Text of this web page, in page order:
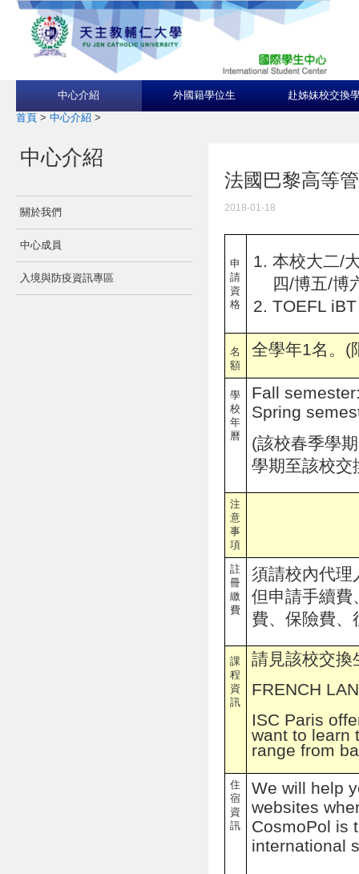
中心介紹 外國籍學位生 赴姊妹校交換
首頁 > 中心介紹 >
中心介紹
關於我們
中心成員
入境與防疫資訊專區
法國巴黎高等
2018-01-18
申
請
資
格
本校大二/
四/博五/博
TOEFL
名
額
全學年1名。(
學
校
年
曆
Fall
Spring
(該校春季學
學期至該校交
注
意
事
項
註
冊
繳
費
須請校內代理
但申請手續費
費、保險費、
課
程
資
訊
請見該校交
FRENCH
ISC Paris
want to learn
range from
住
宿
資
訊
We will help
websites
CosmoPol is
international